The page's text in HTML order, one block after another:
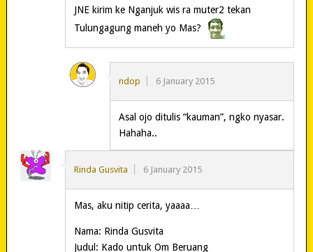
JNE kirim ke Nganjuk wis ra muter2 tekan
Tulungagung maneh yo Mas?
ndop 6 January 2015
Asal ojo ditulis “kauman”, ngko nyasar.
Hahaha..
Rinda Gusvita 6 January 2015
Mas, aku nitip cerita, yaaaa…
Nama: Rinda Gusvita
Judul: Kado untuk Om Beruang